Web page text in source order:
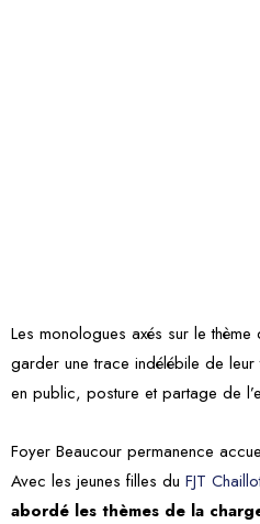
Les monologues axés sur le
garder une trace indélébile de
en public, posture et partage de
Foyer Beaucour permanence
Avec les jeunes filles du FJT
abordé les thèmes de la